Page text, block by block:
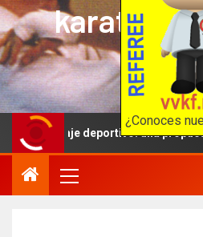
¿Conoces
karate en
El karate en
deportivo: una propuesta para